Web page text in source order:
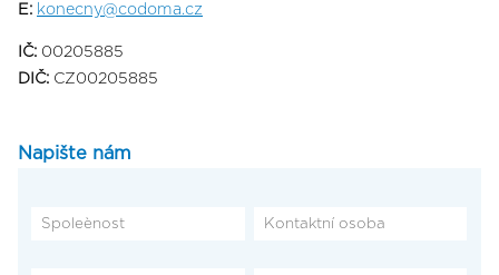
E: konecny@codoma.cz
IČ: 00205885
DIČ: CZ00205885
Napište nám